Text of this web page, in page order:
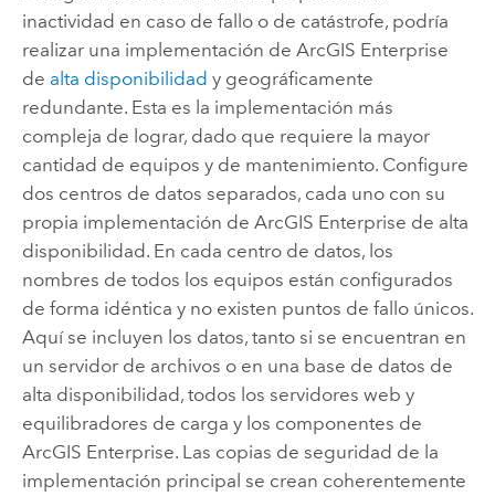
inactividad en caso de fallo o de catástrofe, podría
realizar una implementación de ArcGIS Enterprise
de alta disponibilidad y geográficamente
redundante. Esta es la implementación más
compleja de lograr, dado que requiere la mayor
cantidad de equipos y de mantenimiento. Configure
dos centros de datos separados, cada uno con su
propia implementación de ArcGIS Enterprise de alta
disponibilidad. En cada centro de datos, los
nombres de todos los equipos están configurados
de forma idéntica y no existen puntos de fallo únicos.
Aquí se incluyen los datos, tanto si se encuentran en
un servidor de archivos o en una base de datos de
alta disponibilidad, todos los servidores web y
equilibradores de carga y los componentes de
ArcGIS Enterprise. Las copias de seguridad de la
implementación principal se crean coherentemente